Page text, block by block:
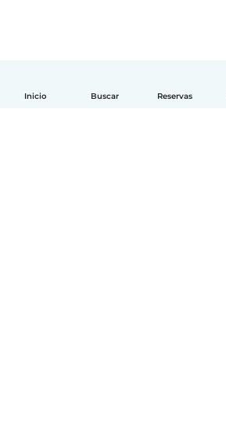
Inicio Buscar Reservas